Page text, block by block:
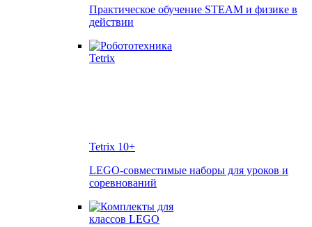
Практическое обучение STEAM и физике в
действии
Tetrix 10+
LEGO-совместимые наборы для уроков и
соревнований